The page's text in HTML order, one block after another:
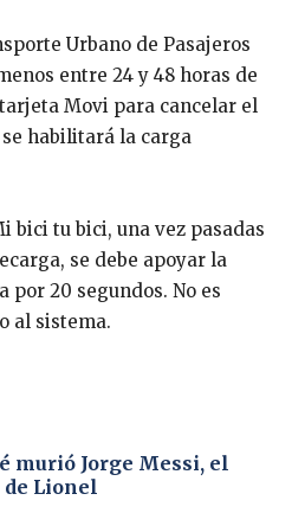
Urbano de Pasajeros
entre 24 y 48 horas de
Movi para cancelar el
habilitará la carga
bici tu bici, una vez pasadas
se debe apoyar la
por 20 segundos. No es
al sistema.
murió Jorge Messi, el
de Lionel